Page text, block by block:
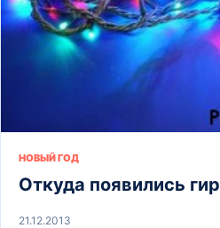
НОВЫЙ ГОД
Откуда появились
21.12.2013